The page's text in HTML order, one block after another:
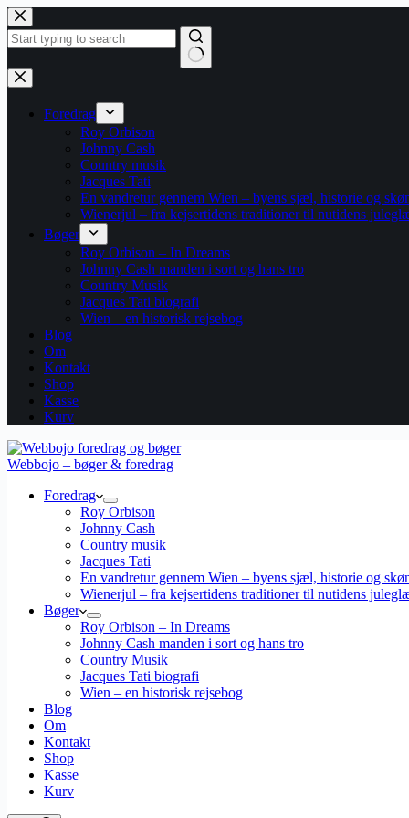
Fortsæt
til
indhold
Ingen
resultater
Foredrag
Roy Orbison
Johnny Cash
Country musik
Jacques Tati
En vandretur gennem Wien – byens sjæl, historie og
Wienerjul – fra kejsertidens traditioner til nutidens
Bøger
Roy Orbison – In Dreams
Johnny Cash manden i sort og hans tro
Country Musik
Jacques Tati biografi
Wien – en historisk rejsebog
Blog
Om
Kontakt
Shop
Kasse
Kurv
Webbojo – bøger & foredrag
Foredrag
Roy Orbison
Johnny Cash
Country musik
Jacques Tati
En vandretur gennem Wien – byens sjæl, historie og
Wienerjul – fra kejsertidens traditioner til nutidens
Bøger
Roy Orbison – In Dreams
Johnny Cash manden i sort og hans tro
Country Musik
Jacques Tati biografi
Wien – en historisk rejsebog
Blog
Om
Kontakt
Shop
Kasse
Kurv